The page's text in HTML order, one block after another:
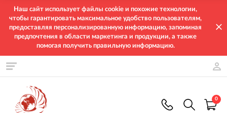
Наш сайт использует файлы cookie и похожие технологии,
чтобы гарантировать максимальное удобство пользователям,
предоставляя персонализированную информацию, запоминая
предпочтения в области маркетинга и продукции, а также
помогая получить правильную информацию.
0